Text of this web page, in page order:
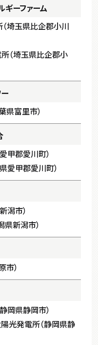
ギーファーム
埼玉県比企郡小川
（埼玉県比企郡小
県富里市）
甲郡愛川町）
愛甲郡愛川町）
潟市）
新潟市）
市）
岡県静岡市）
光発電所（静岡県静